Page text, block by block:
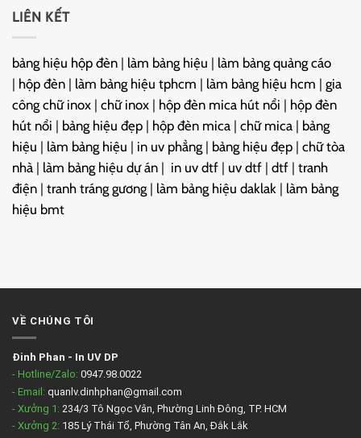
LIÊN KẾT
bảng hiệu hộp đèn | làm bảng hiệu | làm bảng quảng cáo
| hộp đèn | làm bảng hiệu tphcm | làm bảng hiệu hcm | gia
công chữ inox | chữ inox | hộp đèn mica hút nổi | hộp đèn
hút nổi | bảng hiệu đẹp | hộp đèn mica | chữ mica | bảng
hiệu | làm bảng hiệu | in uv phẳng | bảng hiệu đẹp | chữ tòa
nhà | làm bảng hiệu dự án | in uv dtf | uv dtf | dtf | tranh
điện | tranh tráng gương | làm bảng hiệu daklak | làm bảng
hiệu bmt
VỀ CHÚNG TÔI
Đinh Phan - In UV DP
- Hotline/Zalo: 0947.98.0022
- Email: quanlv.dinhphan@gmail.com
- Xưởng 1: 234/3 Tô Ngọc Vân, Phường Linh Đông, TP. HCM
- Xưởng 2: 185 Lý Thái Tổ, Phường Tân An, Đắk Lắk